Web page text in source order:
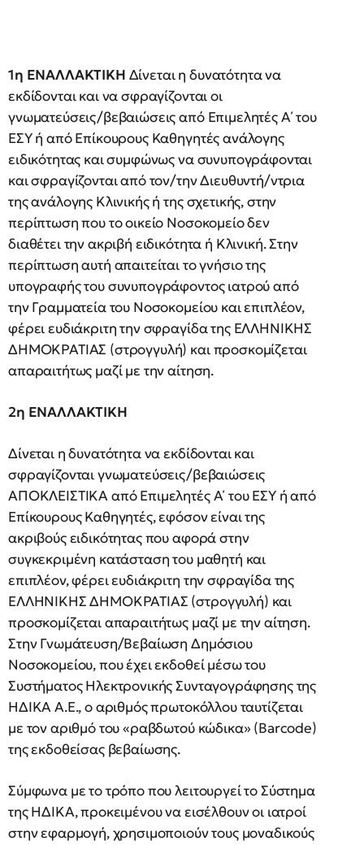
1η ΕΝΑΛΛΑΚΤΙΚΗ Δίνεται η δυνατότητα να
εκδίδονται και να σφραγίζονται οι
γνωματεύσεις/βεβαιώσεις από Επιμελητές Α΄ του
ΕΣΥ ή από Επίκουρους Καθηγητές ανάλογης
ειδικότητας και συμφώνως να συνυπογράφονται
και σφραγίζονται από τον/την Διευθυντή/ντρια
της ανάλογης Κλινικής ή της σχετικής, στην
περίπτωση που το οικείο Νοσοκομείο δεν
διαθέτει την ακριβή ειδικότητα ή Κλινική. Στην
περίπτωση αυτή απαιτείται το γνήσιο της
υπογραφής του συνυπογράφοντος ιατρού από
την Γραμματεία του Νοσοκομείου και επιπλέον,
φέρει ευδιάκριτη την σφραγίδα της ΕΛΛΗΝΙΚΗΣ
ΔΗΜΟΚΡΑΤΙΑΣ (στρογγυλή) και προσκομίζεται
απαραιτήτως μαζί με την αίτηση.
2η ΕΝΑΛΛΑΚΤΙΚΗ
Δίνεται η δυνατότητα να εκδίδονται και
σφραγίζονται γνωματεύσεις/βεβαιώσεις
ΑΠΟΚΛΕΙΣΤΙΚΑ από Επιμελητές Α΄ του ΕΣΥ ή από
Επίκουρους Καθηγητές, εφόσον είναι της
ακριβούς ειδικότητας που αφορά στην
συγκεκριμένη κατάσταση του μαθητή και
επιπλέον, φέρει ευδιάκριτη την σφραγίδα της
ΕΛΛΗΝΙΚΗΣ ΔΗΜΟΚΡΑΤΙΑΣ (στρογγυλή) και
προσκομίζεται απαραιτήτως μαζί με την αίτηση.
Στην Γνωμάτευση/Βεβαίωση Δημόσιου
Νοσοκομείου, που έχει εκδοθεί μέσω του
Συστήματος Ηλεκτρονικής Συνταγογράφησης της
ΗΔΙΚΑ Α.Ε., ο αριθμός πρωτοκόλλου ταυτίζεται
με τον αριθμό του «ραβδωτού κώδικα» (Barcode)
της εκδοθείσας βεβαίωσης.
Σύμφωνα με το τρόπο που λειτουργεί το Σύστημα
της ΗΔΙΚΑ, προκειμένου να εισέλθουν οι ιατροί
στην εφαρμογή, χρησιμοποιούν τους μοναδικούς